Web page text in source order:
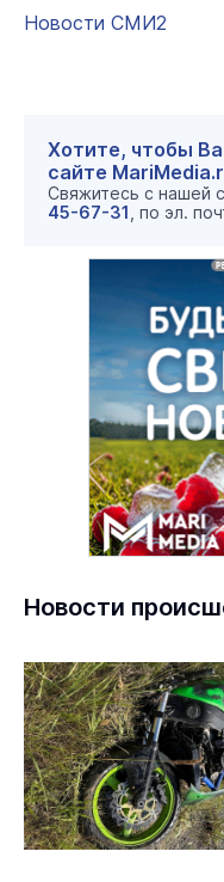
Новости СМИ2
Хотите, чтобы
сайте
Свяжитесь с нашей
45-67-31 , по эл.
Новости